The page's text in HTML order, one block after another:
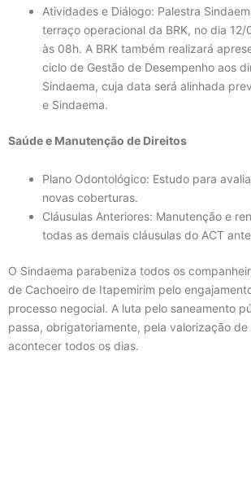
Atividades e Diálogo: Palestra
terraço operacional da BRK, no dia
às 08h. A BRK também realizará
ciclo de Gestão de Desempenho aos
Sindaema, cuja data será alinhada
e Sindaema.
Saúde e Manutenção de Direitos
Plano Odontológico: Estudo para
novas coberturas.
Cláusulas Anteriores: Manutenção e
todas as demais cláusulas do ACT
O Sindaema parabeniza todos os
de Cachoeiro de Itapemirim pelo
processo negocial. A luta pelo saneamento
passa, obrigatoriamente, pela valorização
acontecer todos os dias.